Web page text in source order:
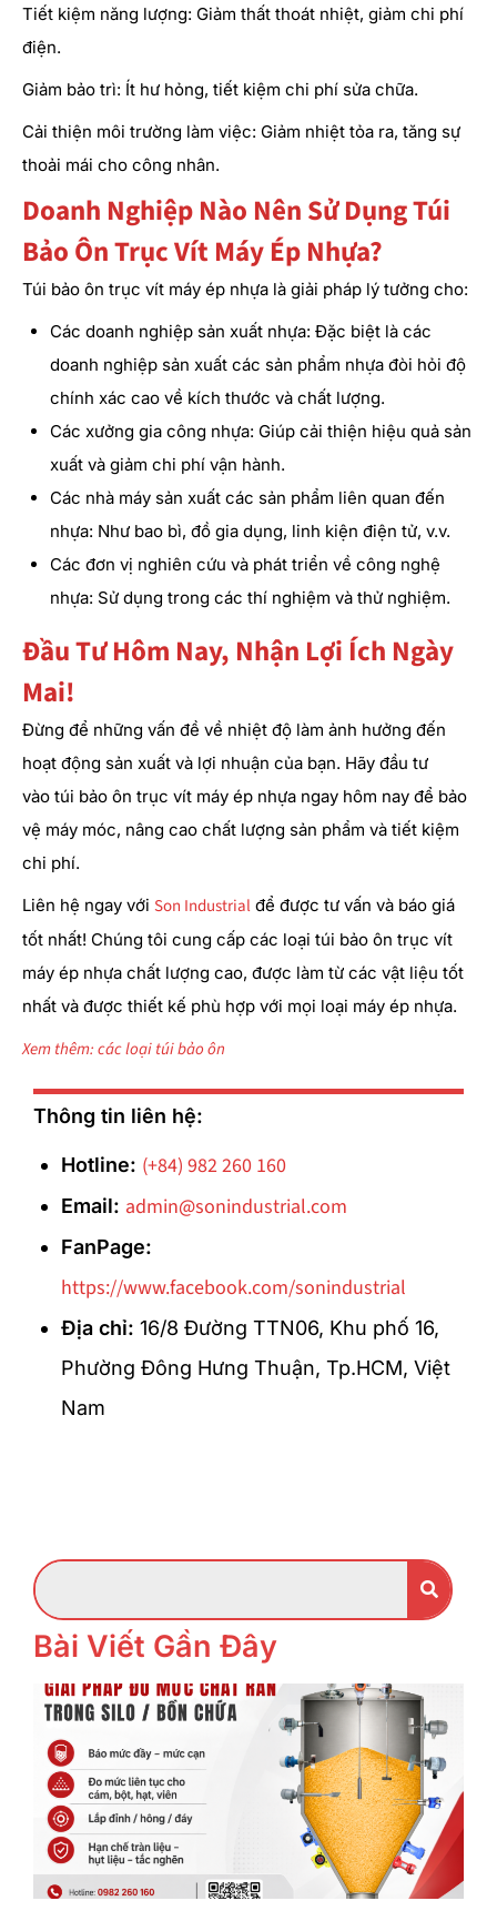
Tiết kiệm năng lượng: Giảm thất thoát nhiệt, giảm chi phí
điện.
Giảm bảo trì: Ít hư hỏng, tiết kiệm chi phí sửa chữa.
Cải thiện môi trường làm việc: Giảm nhiệt tỏa ra, tăng sự
thoải mái cho công nhân.
Doanh Nghiệp Nào Nên Sử Dụng Túi
Bảo Ôn Trục Vít Máy Ép Nhựa?
Túi bảo ôn trục vít máy ép nhựa là giải pháp lý tưởng cho:
Các doanh nghiệp sản xuất nhựa: Đặc biệt là các
doanh nghiệp sản xuất các sản phẩm nhựa đòi hỏi độ
chính xác cao về kích thước và chất lượng.
Các xưởng gia công nhựa: Giúp cải thiện hiệu quả sản
xuất và giảm chi phí vận hành.
Các nhà máy sản xuất các sản phẩm liên quan đến
nhựa: Như bao bì, đồ gia dụng, linh kiện điện tử, v.v.
Các đơn vị nghiên cứu và phát triển về công nghệ
nhựa: Sử dụng trong các thí nghiệm và thử nghiệm.
Đầu Tư Hôm Nay, Nhận Lợi Ích Ngày
Mai!
Đừng để những vấn đề về nhiệt độ làm ảnh hưởng đến
hoạt động sản xuất và lợi nhuận của bạn. Hãy đầu tư
vào túi bảo ôn trục vít máy ép nhựa ngay hôm nay để bảo
vệ máy móc, nâng cao chất lượng sản phẩm và tiết kiệm
chi phí.
Liên hệ ngay với Son Industrial để được tư vấn và báo giá
tốt nhất! Chúng tôi cung cấp các loại túi bảo ôn trục vít
máy ép nhựa chất lượng cao, được làm từ các vật liệu tốt
nhất và được thiết kế phù hợp với mọi loại máy ép nhựa.
Xem thêm: các loại túi bảo ôn
Thông tin liên hệ:
Hotline: (+84) 982 260 160
Email: admin@sonindustrial.com
FanPage:
https://www.facebook.com/sonindustrial
Địa chỉ: 16/8 Đường TTN06, Khu phố 16,
Phường Đông Hưng Thuận, Tp.HCM, Việt
Nam
Bài Viết Gần Đây